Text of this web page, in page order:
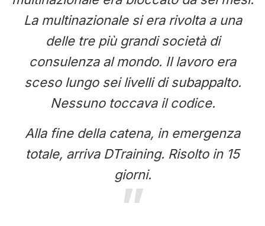
La multinazionale si era rivolta a una
delle tre più grandi società di
consulenza al mondo. Il lavoro era
sceso lungo sei livelli di subappalto.
Nessuno toccava il codice.
Alla fine della catena, in emergenza
totale, arriva DTraining. Risolto in 15
giorni.